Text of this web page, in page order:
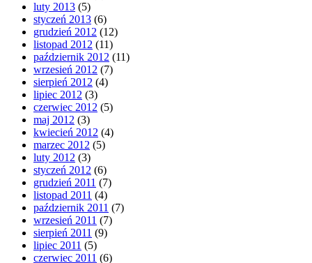
luty 2013 (5)
styczeń 2013 (6)
grudzień 2012 (12)
listopad 2012 (11)
październik 2012 (11)
wrzesień 2012 (7)
sierpień 2012 (4)
lipiec 2012 (3)
czerwiec 2012 (5)
maj 2012 (3)
kwiecień 2012 (4)
marzec 2012 (5)
luty 2012 (3)
styczeń 2012 (6)
grudzień 2011 (7)
listopad 2011 (4)
październik 2011 (7)
wrzesień 2011 (7)
sierpień 2011 (9)
lipiec 2011 (5)
czerwiec 2011 (6)